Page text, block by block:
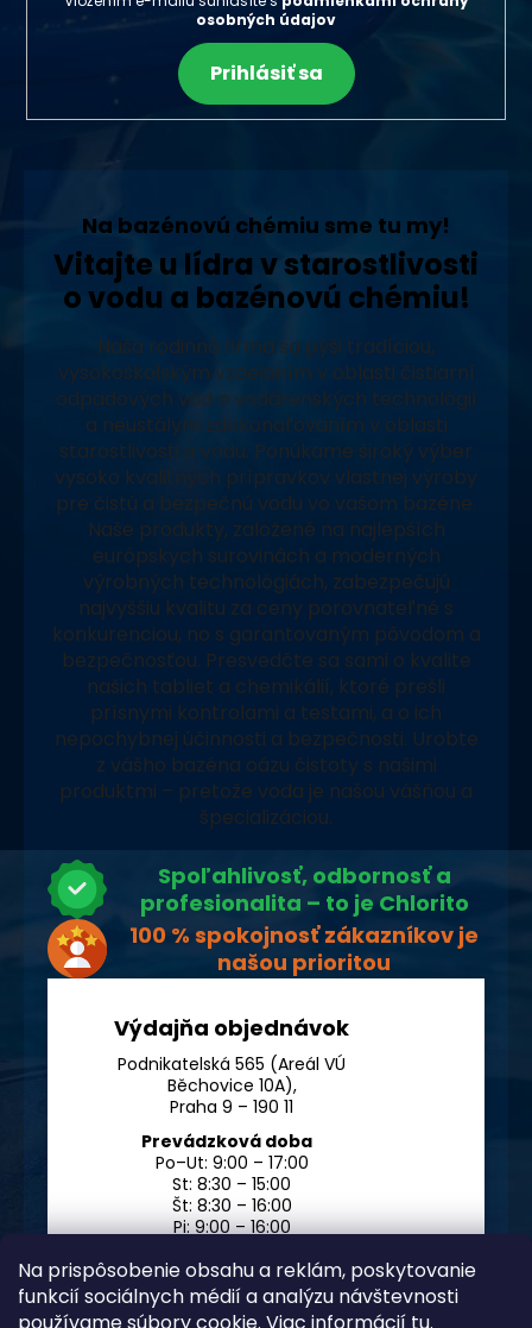
Na prispôsobenie obsahu a reklám, poskytovanie
funkcií sociálnych médií a analýzu návštevnosti
osobných údajov
Prihlásiť sa
Na bazénovú chémiu sme tu my!
Vitajte u lídra v starostlivosti
o vodu a bazénovú chémiu!
Naša rodinná firma sa pýši tradíciou,
vysokoškolským vzdelaním v oblasti čistiarní
odpadových vôd a vodárenských technológií
a neustálym zdokonaľovaním v oblasti
starostlivosti o vodu. Ponúkame široký výber
vysoko kvalitných prípravkov vlastnej výroby
pre čistú a bezpečnú vodu vo vašom bazéne.
Naše produkty, založené na najlepších
európskych surovinách a moderných
výrobných technológiách, zabezpečujú
najvyššiu kvalitu za ceny porovnateľné s
konkurenciou, no s garantovaným pôvodom a
bezpečnosťou. Presvedčte sa sami o kvalite
našich tabliet a chemikálií, ktoré prešli
prísnymi kontrolami a testami, a o ich
nepochybnej účinnosti a bezpečnosti. Urobte
z vášho bazéna oázu čistoty s našimi
produktmi – pretože voda je našou vášňou a
špecializáciou.
Spoľahlivosť, odbornosť a
profesionalita – to je Chlorito
100 % spokojnosť zákazníkov je
našou prioritou
Výdajňa objednávok
Podnikatelská 565 (Areál VÚ
Běchovice 10A),
Praha 9 – 190 11
Prevádzková doba
Po–Ut: 9:00 – 17:00
St: 8:30 – 15:00
Št: 8:30 – 16:00
Pi: 9:00 – 16:00